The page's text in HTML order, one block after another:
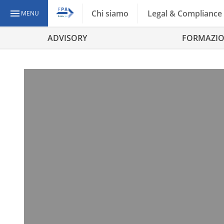
MENU Chi siamo Legal & Compliance
ADVISORY